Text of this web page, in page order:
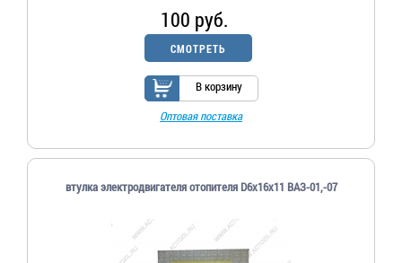
100 руб.
СМОТРЕТЬ
В корзину
Оптовая поставка
втулка электродвигателя отопителя D6х16х11 ВАЗ-01,-07